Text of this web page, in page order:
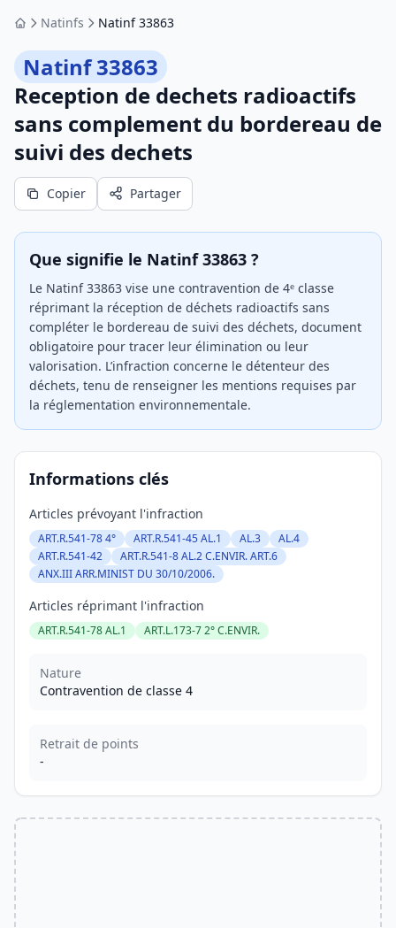
AccueilNatinfs Natinf 33863
Natinf 33863
Reception de dechets radioactifs
sans complement du bordereau de
suivi des dechets
Copier Partager
Que signifie le Natinf 33863 ?
Le Natinf 33863 vise une contravention de 4ᵉ classe
réprimant la réception de déchets radioactifs sans
compléter le bordereau de suivi des déchets, document
obligatoire pour tracer leur élimination ou leur
valorisation. L’infraction concerne le détenteur des
déchets, tenu de renseigner les mentions requises par
la réglementation environnementale.
Informations clés
Articles prévoyant l'infraction
ART.R.541-78 4° ART.R.541-45 AL.1 AL.3
AL.4
ART.R.541-42
ART.R.541-8 AL.2 C.ENVIR. ART.6
ANX.III ARR.MINIST DU 30/10/2006.
Articles réprimant l'infraction
ART.R.541-78 AL.1 ART.L.173-7 2° C.ENVIR.
Nature
Contravention de classe 4
Retrait de points
-